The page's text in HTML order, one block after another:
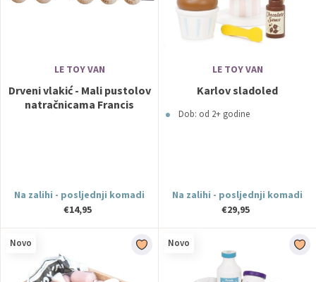
LE TOY VAN
Drveni vlakić - Mali pustolov
natračnicama Francis
Na zalihi - posljednji komadi
€14,95
LE TOY VAN
Karlov sladoled
Dob: od 2+ godine
Na zalihi - posljednji komadi
€29,95
Novo Novo